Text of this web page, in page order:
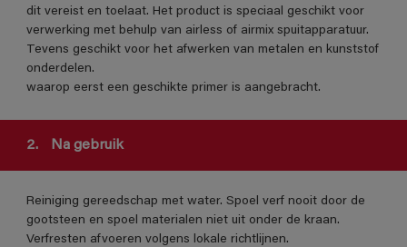
dit vereist en toelaat. Het product is speciaal geschikt voor
verwerking met behulp van airless of airmix spuitapparatuur.
Tevens geschikt voor het afwerken van metalen en kunststof
onderdelen.
waarop eerst een geschikte primer is aangebracht.
2. Na gebruik
Reiniging gereedschap met water. Spoel verf nooit door de
gootsteen en spoel materialen niet uit onder de kraan.
Verfresten afvoeren volgens lokale richtlijnen.